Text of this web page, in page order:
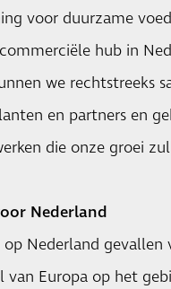
voor duurzame
hub in
we rechtstreeks
en partners en
die onze groei
Nederland
op Nederland gevallen
van Europa op het